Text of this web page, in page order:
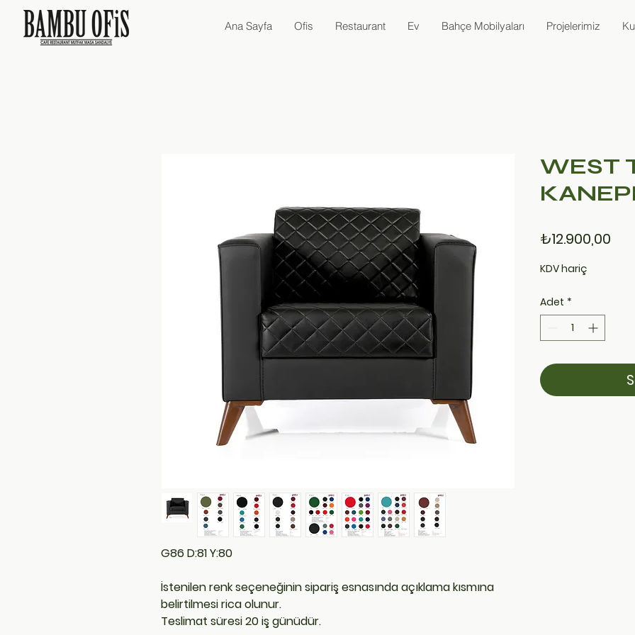
Ana Sayfa Ofis Restaurant Ev Bahçe Mobilyaları Projelerimiz
G86 D:81 Y:80
İstenilen renk seçeneğinin sipariş esnasında açıklama kısmına
belirtilmesi rica olunur.
Teslimat süresi 20 iş günüdür.
WEST
₺12.900,00
KDV hariç
Adet *